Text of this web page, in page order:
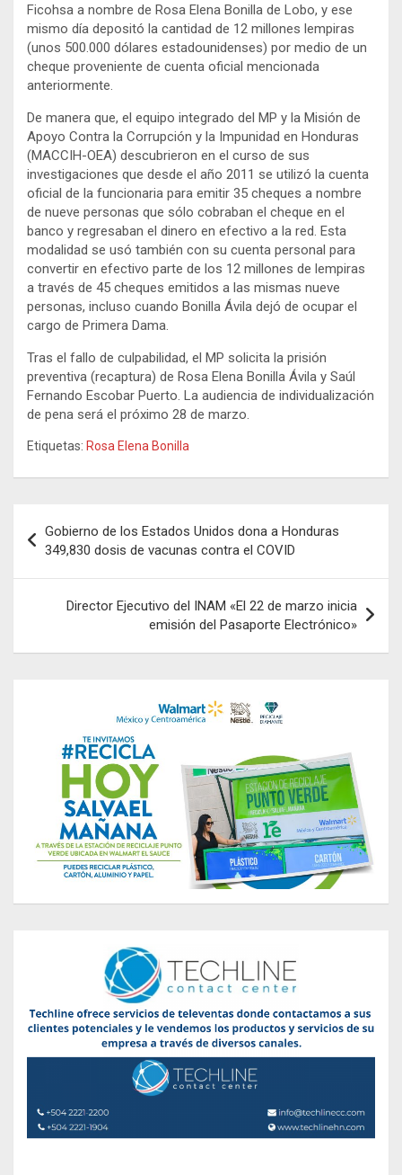
Ficohsa a nombre de Rosa Elena Bonilla de Lobo, y ese
mismo día depositó la cantidad de 12 millones lempiras
(unos 500.000 dólares estadounidenses) por medio de un
cheque proveniente de cuenta oficial mencionada
anteriormente.
De manera que, el equipo integrado del MP y la Misión de
Apoyo Contra la Corrupción y la Impunidad en Honduras
(MACCIH-OEA) descubrieron en el curso de sus
investigaciones que desde el año 2011 se utilizó la cuenta
oficial de la funcionaria para emitir 35 cheques a nombre
de nueve personas que sólo cobraban el cheque en el
banco y regresaban el dinero en efectivo a la red. Esta
modalidad se usó también con su cuenta personal para
convertir en efectivo parte de los 12 millones de lempiras
a través de 45 cheques emitidos a las mismas nueve
personas, incluso cuando Bonilla Ávila dejó de ocupar el
cargo de Primera Dama.
Tras el fallo de culpabilidad, el MP solicita la prisión
preventiva (recaptura) de Rosa Elena Bonilla Ávila y Saúl
Fernando Escobar Puerto. La audiencia de individualización
de pena será el próximo 28 de marzo.
Etiquetas: Rosa Elena Bonilla
de
entradas
Gobierno de los Estados Unidos dona a Honduras
349,830 dosis de vacunas contra el COVID
Director Ejecutivo del INAM «El 22 de marzo inicia
emisión del Pasaporte Electrónico»